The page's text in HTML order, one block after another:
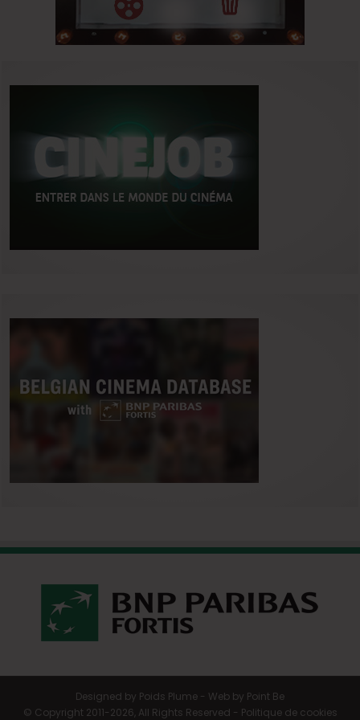
Designed by Poids Plume - Web by Point Be
© Copyright 2011-2026, All Rights Reserved - Politique de cookies